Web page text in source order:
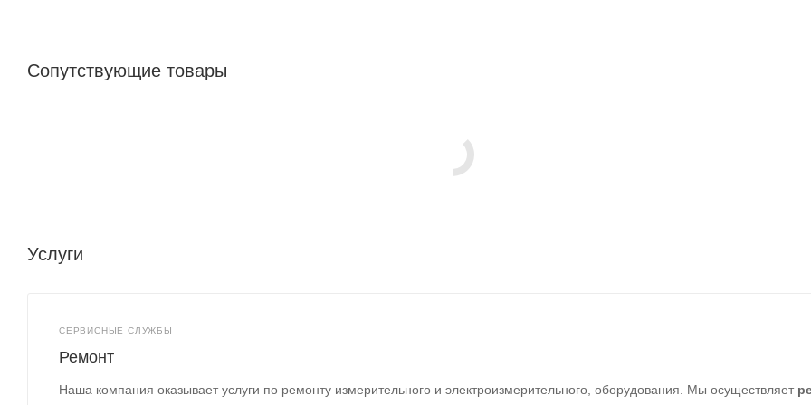
Сопутствующие товары
Услуги
СЕРВИСНЫЕ СЛУЖБЫ
Ремонт
Наша компания оказывает услуги по ремонту измерительного и электроизмерительного, оборудования. Мы осуществляет